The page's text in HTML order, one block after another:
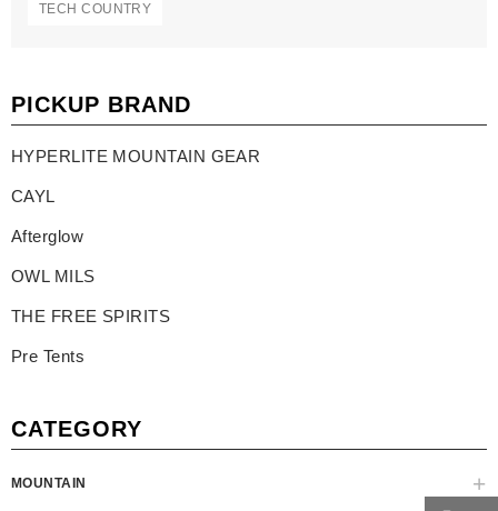
TECH COUNTRY
PICKUP BRAND
HYPERLITE MOUNTAIN GEAR
CAYL
Afterglow
OWL MILS
THE FREE SPIRITS
Pre Tents
CATEGORY
MOUNTAIN